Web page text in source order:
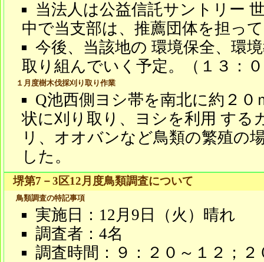
当法人は公益信託サントリー
中で当支部は、推薦団体を担っ
今後、当該地の 環境保全、環
取り組んでいく予定。（１３：
１月度樹木伐採刈り取り作業
Q池西側ヨシ帯を南北に約２
状に刈り取り、ヨシを利用 する
リ、オオバンなど鳥類の繁殖の
した。
堺第7－3区12月度鳥類調査について
鳥類調査の特記事項
実施日：12月9日（火）晴れ
調査者：4名
調査時間：９：２０～１２；２